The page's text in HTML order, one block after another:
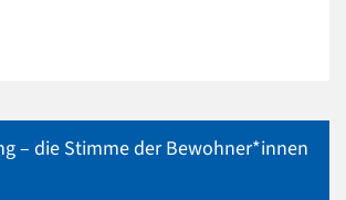
– die Stimme der Bewohner*innen